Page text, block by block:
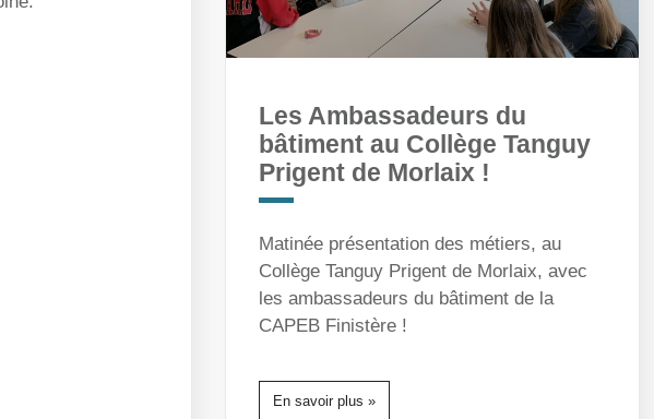
Les Ambassadeurs du
bâtiment au Collège Tanguy
Prigent de Morlaix !
Matinée présentation des métiers, au
Collège Tanguy Prigent de Morlaix, avec
les ambassadeurs du bâtiment de la
CAPEB Finistère !
En savoir plus »